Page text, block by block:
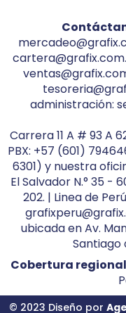
administración:
Carrera 11 A # 93 A
PBX: +57 (601)
6301) y nuestra
El Salvador N.° 35 -
202. | Linea de
ubicada en Av.
Santiago
Cobertura
© 2023 Diseño por